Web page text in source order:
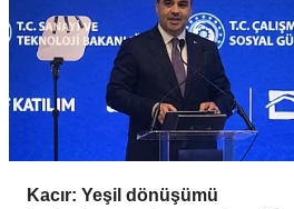
Kacır: Yeşil dönüşümü